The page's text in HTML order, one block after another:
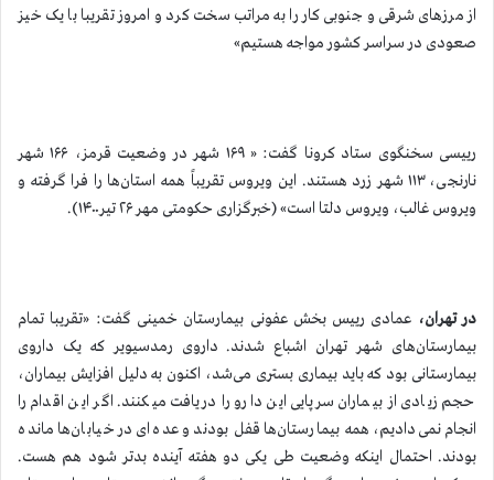
از مرزهای شرقی و جنوبی کار را به مراتب سخت کرد و امروز تقریبا با یک خیز
صعودی در سراسر کشور مواجه هستیم»
رییسی سخنگوی ستاد کرونا گفت: « ۱۶۹ شهر در وضعیت قرمز، ۱۶۶ شهر
نارنجی، ۱۱۳ شهر زرد هستند. این ویروس تقریباً همه استان‌ها را فرا گرفته و
ویروس غالب، ویروس دلتا است» (خبرگزاری حکومتی مهر ۲۶ تیر۱۴۰۰).
در تهران، عمادی رییس بخش عفونی بیمارستان خمینی گفت: «تقریبا تمام
بیمارستان‌های شهر تهران اشباع شدند. داروی رمدسیویر که یک داروی
بیمارستانی بود که باید بیماری بستری می‌شد، اکنون به دلیل افزایش بیماران،
حجم زیادی از بیماران سرپایی این دارو را دریافت ميكنند. اگر این اقدام را
انجام نمی‌دادیم، همه بیمارستان‌ها قفل بودند و عده‌ای در خیابان‌ها مانده
بودند. احتمال اینکه وضعیت طی یکی دو هفته آینده بدتر شود هم هست.